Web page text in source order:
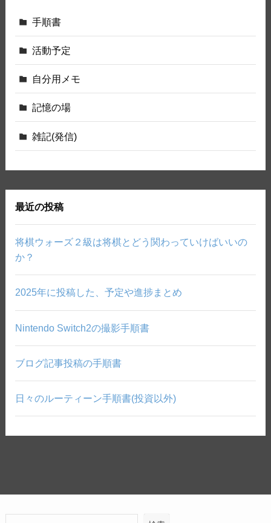
手順書
活動予定
自分用メモ
記憶の場
雑記(発信)
最近の投稿
将棋ウォーズ２級は将棋とどう関わっていけばいいの
か？
2025年に投稿した、予定や進捗まとめ
Nintendo Switch2の撮影手順書
ブログ記事投稿の手順書
日々のルーティーン手順書(投資以外)